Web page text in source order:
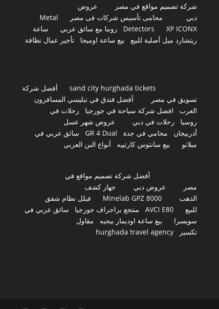
شركة تصميم مواقع في مصر
عروض
دبي
محامى تأسيس شركات فى مصر
Metal
Detectors
XP ICONX روما مع سائق عربي
ساعة
ريتشارد ميل أصلية للبيع
بيع ساعة اوميجا تأجير عمال نظافة
sand city hurghada tickets
أفضل شركة
تسويق في مصر
أفضل فندق في تبليسي المسافرون
العرب
افضل شركة سياحة في جورجيا
رحلات في
روسيا
رحلات في دبي
عروض شهر عسل
أذربيجان
محامي في جدة GR 4 Dual
سائق عربي في
ميلانو
بيع سانتوس كارتييه أنواع البن العربي
أفضل شركة تصميم مواقع في
مصر
عروض دبي
جهاز كشف
الذهب
Minelab GPZ 8000
فيلل نظام شقق
للبيع
AVCI E80 منتجع براجراف جورجيا
سائق عربي في
سويسرا
بيع ساعة اوديمار بيجيه
مقاول
تكسير
hurghada travel agency